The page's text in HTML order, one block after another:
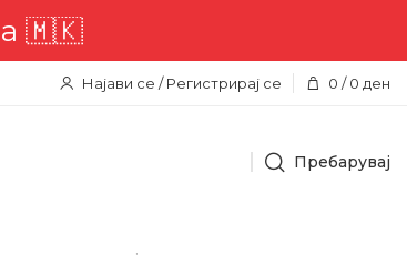
Најави се / Регистрирај се 0 / 0 ден
Пребарувај